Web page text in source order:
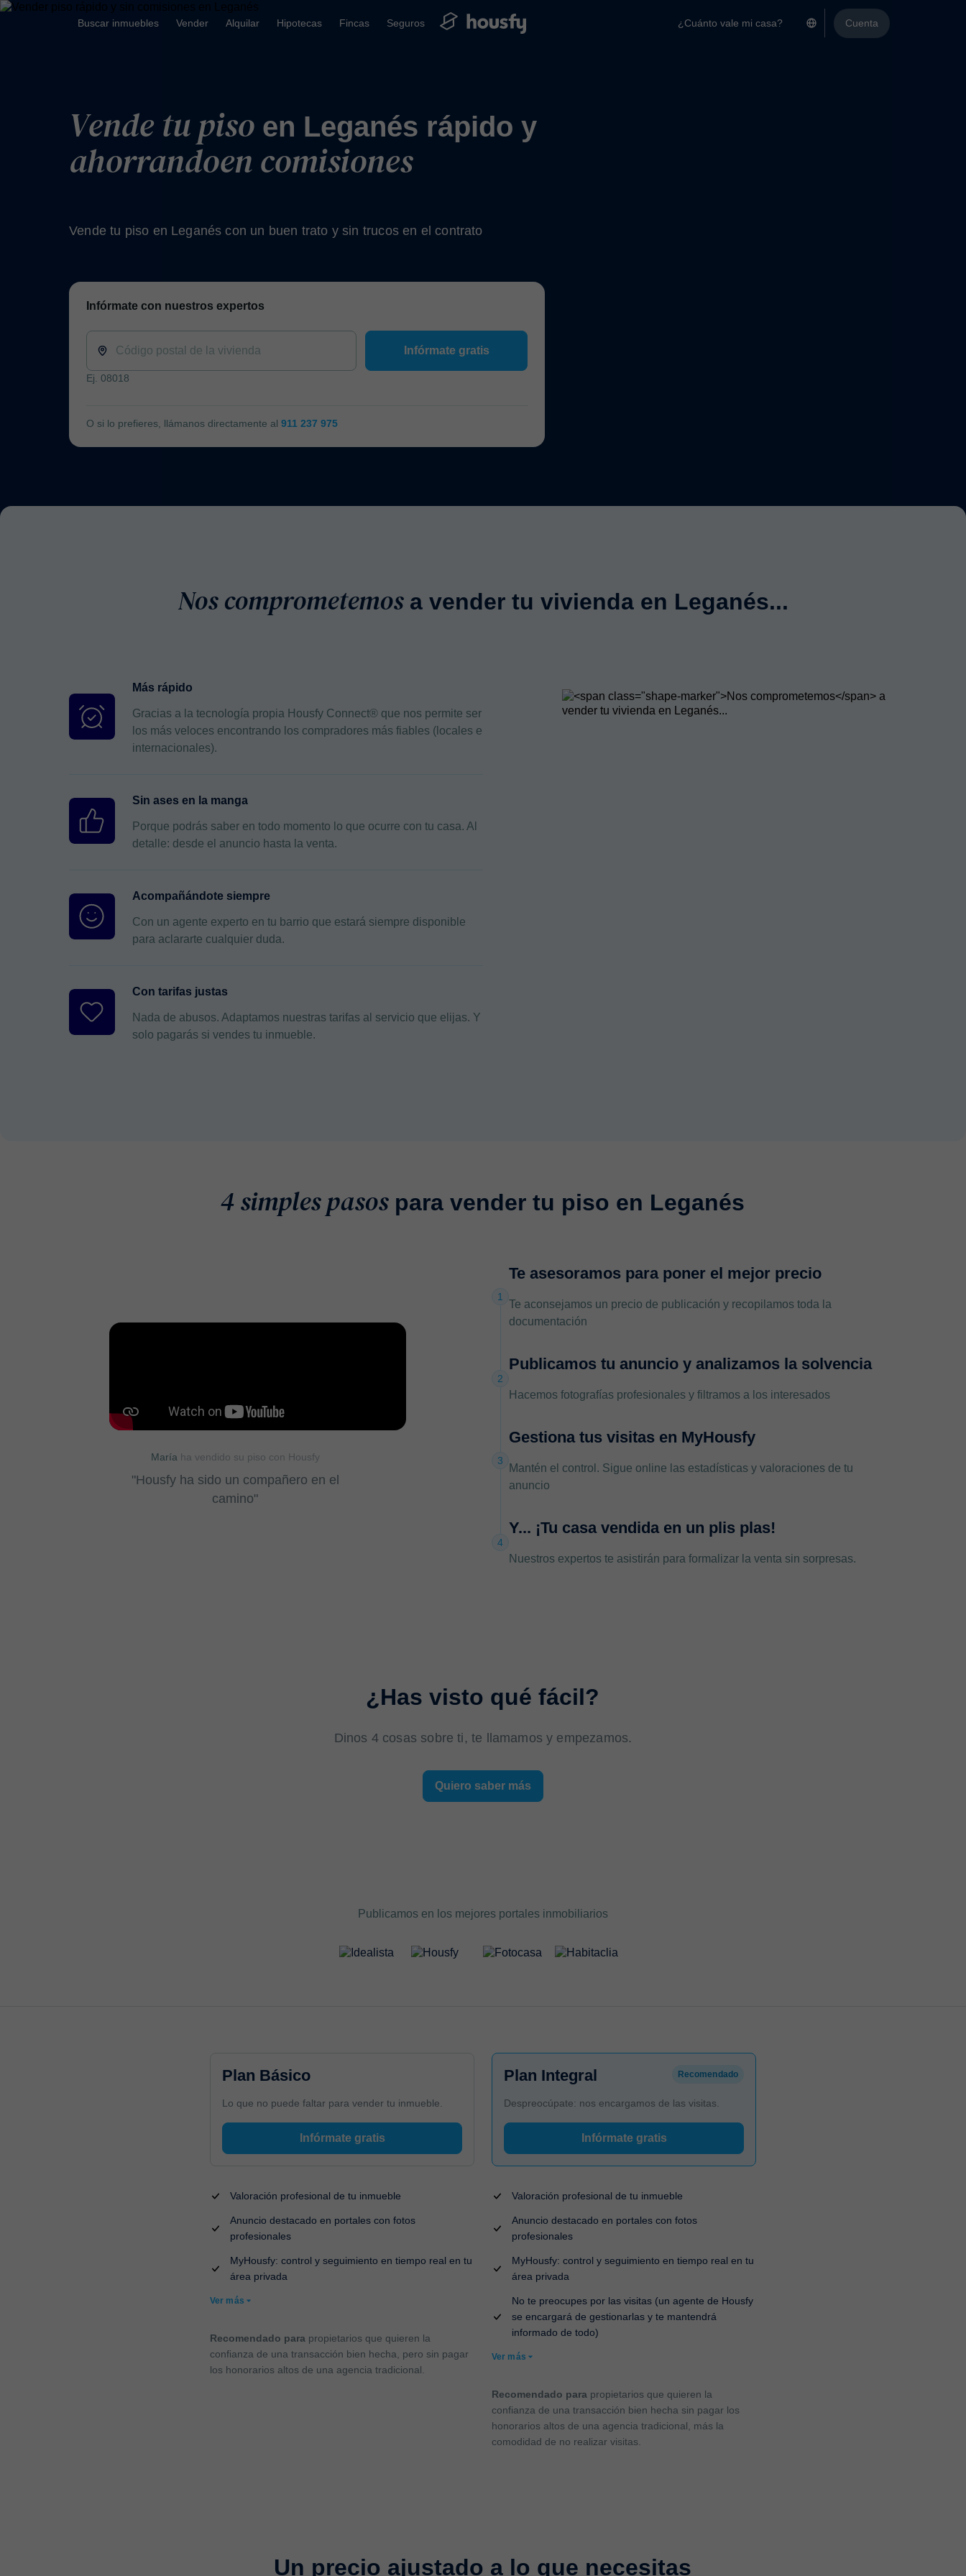
Buscar inmuebles Vender Alquilar Hipotecas Fincas Seguros ¿Cuánto vale mi casa? Cuenta
Vende tu piso en Leganés rápido y
ahorrandoen comisiones
Vende tu piso en Leganés con un buen trato y sin trucos en el contrato
Infórmate con nuestros expertos
Ej. 08018
Infórmate gratis
O si lo prefieres, llámanos directamente al 911 237 975
Nos comprometemosa vender tu vivienda en Leganés...
Más rápido
Gracias a la tecnología propia Housfy Connect® que nos permite ser
los más veloces encontrando los compradores más fiables (locales e
internacionales).
Sin ases en la manga
Porque podrás saber en todo momento lo que ocurre con tu casa. Al
detalle: desde el anuncio hasta la venta.
Acompañándote siempre
Con un agente experto en tu barrio que estará siempre disponible
para aclararte cualquier duda.
Con tarifas justas
Nada de abusos. Adaptamos nuestras tarifas al servicio que elijas. Y
solo pagarás si vendes tu inmueble.
4 simples pasospara vender tu piso en Leganés
María ha vendido su piso con Housfy
"Housfy ha sido un compañero en el
camino"
1
Te asesoramos para poner el mejor precio
Te aconsejamos un precio de publicación y recopilamos toda la
documentación
2
Publicamos tu anuncio y analizamos la solvencia
Hacemos fotografías profesionales y filtramos a los interesados
3
Gestiona tus visitas en MyHousfy
Mantén el control. Sigue online las estadísticas y valoraciones de tu
anuncio
4
Y... ¡Tu casa vendida en un plis plas!
Nuestros expertos te asistirán para formalizar la venta sin sorpresas.
¿Has visto qué fácil?
Dinos 4 cosas sobre ti, te llamamos y empezamos.
Quiero saber más
Publicamos en los mejores portales inmobiliarios
Plan Básico
Lo que no puede faltar para vender tu inmueble.
Infórmate gratis
Valoración profesional de tu inmueble
Anuncio destacado en portales con fotos
profesionales
MyHousfy: control y seguimiento en tiempo real en tu
área privada
Ver más
Recomendado para propietarios que quieren la
confianza de una transacción bien hecha, pero sin pagar
los honorarios altos de una agencia tradicional.
Plan Integral Recomendado
Despreocúpate: nos encargamos de las visitas.
Infórmate gratis
Valoración profesional de tu inmueble
Anuncio destacado en portales con fotos
profesionales
MyHousfy: control y seguimiento en tiempo real en tu
área privada
No te preocupes por las visitas (un agente de Housfy
se encargará de gestionarlas y te mantendrá
informado de todo)
Ver más
Recomendado para propietarios que quieren la
confianza de una transacción bien hecha sin pagar los
honorarios altos de una agencia tradicional, más la
comodidad de no realizar visitas.
Un precio ajustado a lo que necesitas